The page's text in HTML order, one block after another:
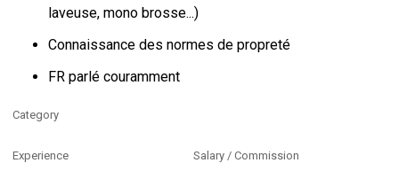
laveuse, mono brosse...)
Connaissance des normes de propreté
FR parlé couramment
Category
Experience Salary / Commission